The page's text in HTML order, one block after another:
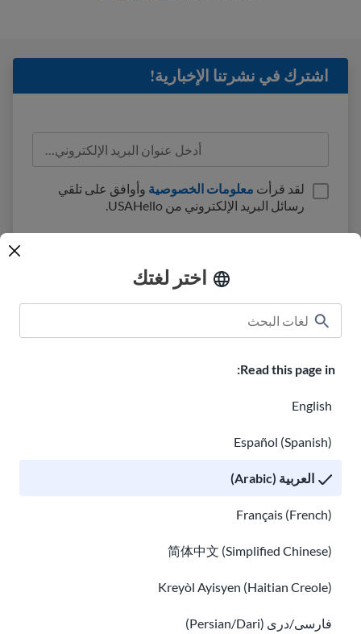
اختر لغتك
Read this page in:
English
Español (Spanish)
العربية (Arabic)
Français (French)
简体中文 (Simplified Chinese)
Kreyòl Ayisyen (Haitian Creole)
فارسی/دری (Persian/Dari)
الفصول الدراسية
وظائف في USAHello
اشترك في نشرتنا الإخبارية!
لقد قرأت معلومات الخصوصية وأوافق على تلقي
رسائل البريد الإلكتروني من USAHello.
‫®GED هي علامة تجارية مسجلة مملوكة من قبل المجلس الأمريكي
الإبداعيCC BY-NC-SA 4.0. كجزء من منح الائتمان المناسب، نطلب